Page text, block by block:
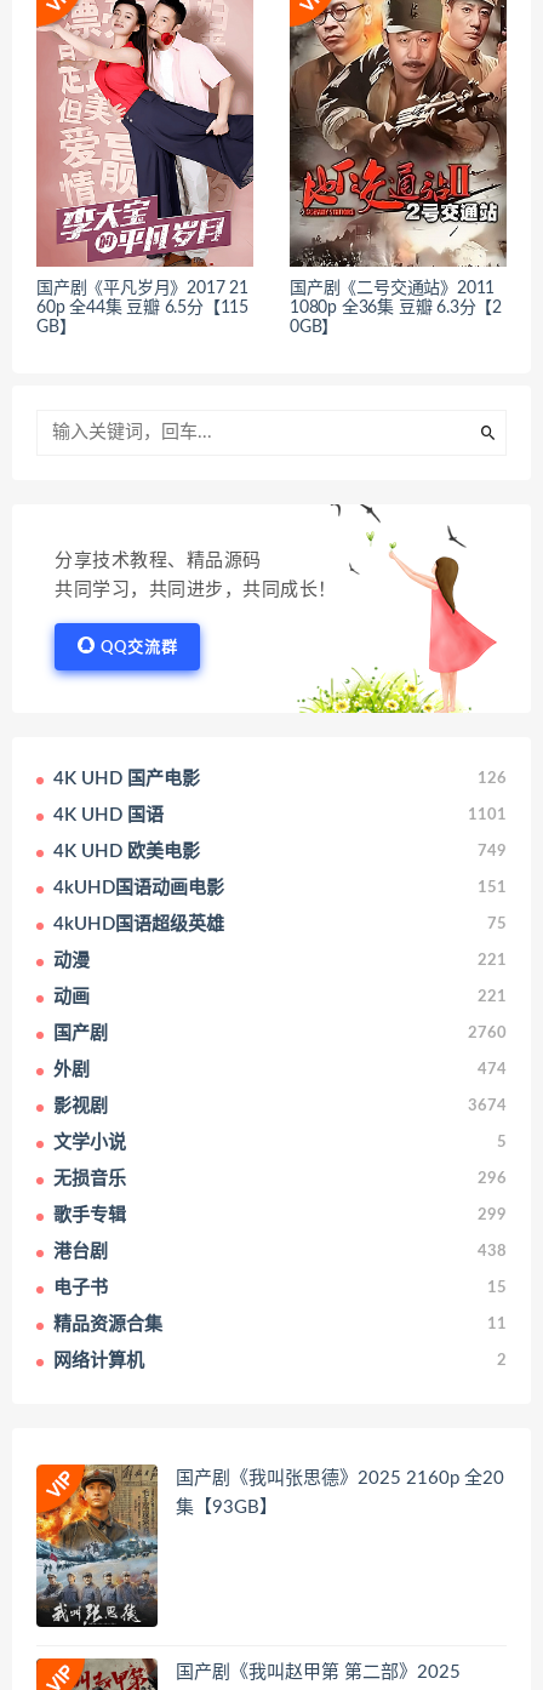
国产剧《平凡岁月》2017 21
60p 全44集 豆瓣 6.5分【115
GB】
国产剧《二号交通站》2011
1080p 全36集 豆瓣 6.3分【2
0GB】
分享技术教程、精品源码
共同学习，共同进步，共同成长！
QQ交流群
4K UHD 国产电影 126
4K UHD 国语 1101
4K UHD 欧美电影 749
4kUHD国语动画电影 151
4kUHD国语超级英雄 75
动漫 221
动画 221
国产剧 2760
外剧 474
影视剧 3674
文学小说 5
无损音乐 296
歌手专辑 299
港台剧 438
电子书 15
精品资源合集 11
网络计算机 2
国产剧《我叫张思德》2025 2160p 全20
集【93GB】
国产剧《我叫赵甲第 第二部》2025